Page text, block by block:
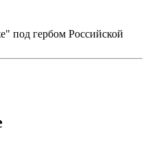
под гербом Российской